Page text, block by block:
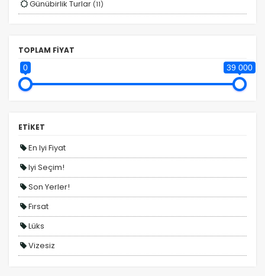
Günübirlik Turlar (11)
TOPLAM FİYAT
0 39 000
ETİKET
En Iyi Fiyat
Iyi Seçim!
Son Yerler!
Fırsat
Lüks
Vizesiz